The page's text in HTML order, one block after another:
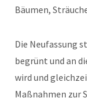
Bäumen,
Die Neufassung
begrünt und an
wird und
Maßnahmen zur